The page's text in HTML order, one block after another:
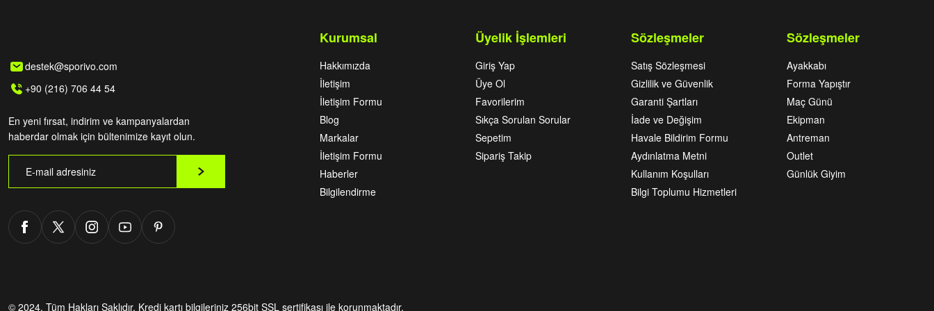
destek@sporivo.com
+90 (216) 706 44 54
En yeni fırsat, indirim ve kampanyalardan
haberdar olmak için bültenimize kayıt olun.
Kurumsal
Hakkımızda
İletişim
İletişim Formu
Blog
Markalar
İletişim Formu
Haberler
Bilgilendirme
Üyelik İşlemleri
Giriş Yap
Üye Ol
Favorilerim
Sıkça Sorulan Sorular
Sepetim
Sipariş Takip
Sözleşmeler
Satış Sözleşmesi
Gizlilik ve Güvenlik
Garanti Şartları
İade ve Değişim
Havale Bildirim Formu
Aydınlatma Metni
Kullanım Koşulları
Bilgi Toplumu Hizmetleri
Sözleşmeler
Ayakkabı
Forma Yapıştır
Maç Günü
Ekipman
Antreman
Outlet
Günlük Giyim
© 2024. Tüm Hakları Saklıdır. Kredi kartı bilgileriniz 256bit SSL sertifikası ile korunmaktadır.